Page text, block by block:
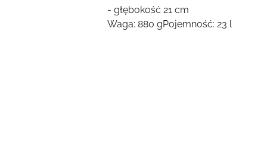
- głębokość 21 cm
Waga: 880 gPojemność: 23 l